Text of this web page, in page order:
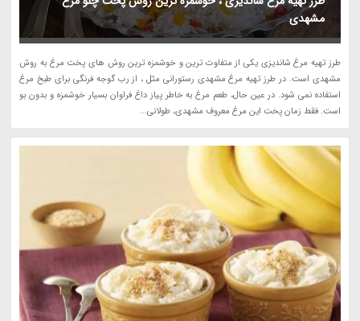
مشهدی
طرز تهیه مرغ شاندیزی یکی از متفاوت ترین و خوشمزه ترین روش های پخت مرغ به روش
مشهدی است. در طرز تهیه مرغ مشهدی رستورانی مثل ، از رب گوجه فرنگی برای طبخ مرغ
استفاده نمی شود. در عین حال، طعم مرغ به خاطر پیاز داغ فراوان بسیار خوشمزه و بدون بو
است. فقط زمان پخت این مرغ معروف مشهدی، طولانی...